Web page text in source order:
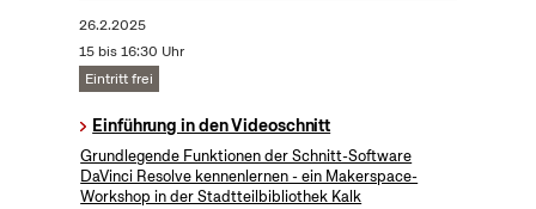
26.2.2025
15 bis 16:30 Uhr
Eintritt frei
Einführung in den Videoschnitt
Grundlegende Funktionen der Schnitt-Software
DaVinci Resolve kennenlernen - ein Makerspace-
Workshop in der Stadtteilbibliothek Kalk